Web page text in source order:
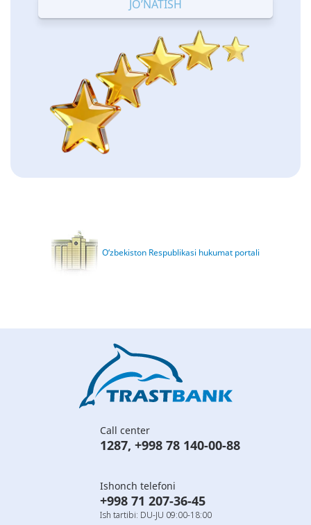
O‘zbekiston Respublikasi hukumat portali
Call center
1287, +998 78 140-00-88
Ishonch telefoni
+998 71 207-36-45
Ish tartibi: DU-JU 09:00-18:00